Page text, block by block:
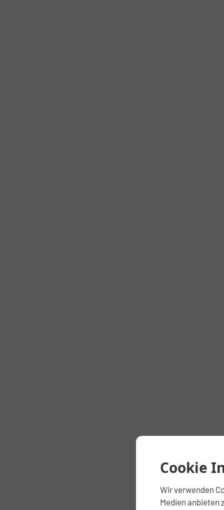
Cookie
Wir verwenden
Medien anbieten